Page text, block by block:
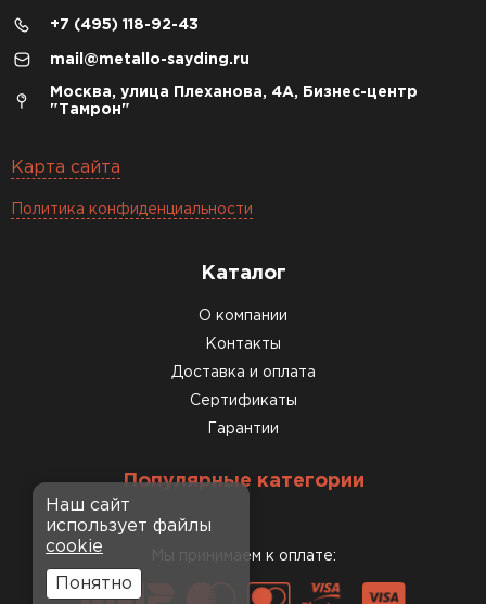
+7 (495) 118-92-43
mail@metallo-sayding.ru
Москва, улица Плеханова, 4А, Бизнес-центр
"Тамрон"
Карта сайта
Политика конфиденциальности
Каталог
О компании
Контакты
Доставка и оплата
Сертификаты
Гарантии
Популярные категории
Мы принимаем к оплате:
Наш сайт
использует файлы
cookie
Понятно